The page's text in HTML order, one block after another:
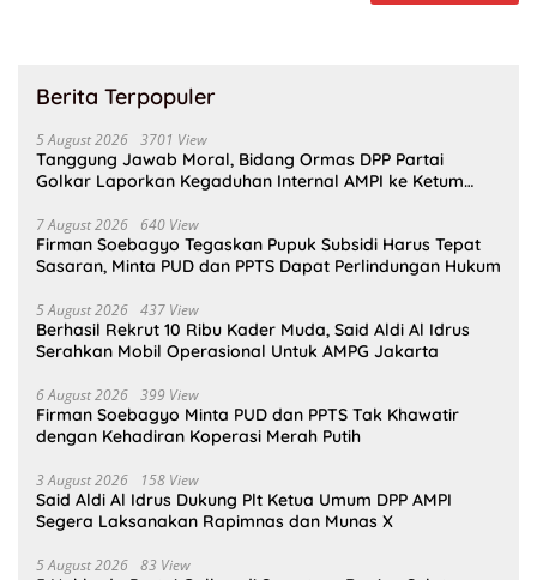
Berita Terpopuler
5 August 2026 3701 View
Tanggung Jawab Moral, Bidang Ormas DPP Partai
Golkar Laporkan Kegaduhan Internal AMPI ke Ketum
7 August 2026 640 View
Firman Soebagyo Tegaskan Pupuk Subsidi Harus Tepat
Sasaran, Minta PUD dan PPTS Dapat Perlindungan Hukum
5 August 2026 437 View
Berhasil Rekrut 10 Ribu Kader Muda, Said Aldi Al Idrus
Serahkan Mobil Operasional Untuk AMPG Jakarta
6 August 2026 399 View
Firman Soebagyo Minta PUD dan PPTS Tak Khawatir
dengan Kehadiran Koperasi Merah Putih
3 August 2026 158 View
Said Aldi Al Idrus Dukung Plt Ketua Umum DPP AMPI
Segera Laksanakan Rapimnas dan Munas X
5 August 2026 83 View